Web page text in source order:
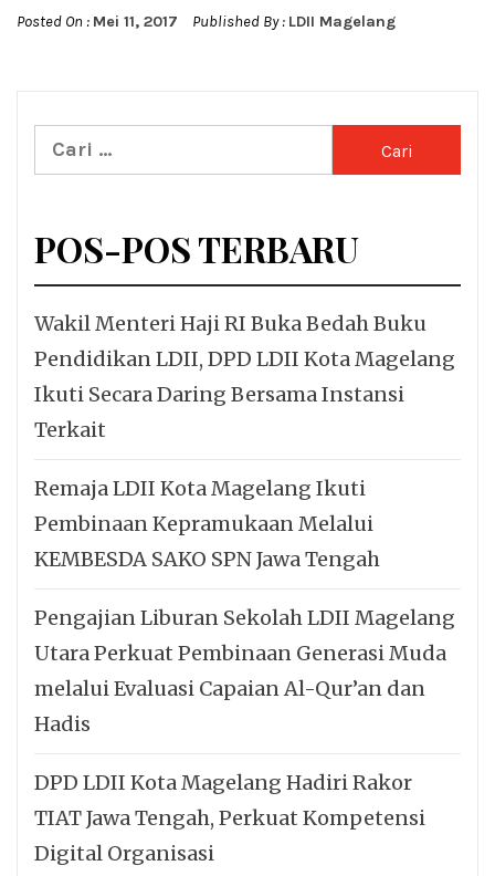
Posted On : Mei 11, 2017 Published By : LDII Magelang
Cari
untuk:
POS-POS TERBARU
Wakil Menteri Haji RI Buka Bedah Buku
Pendidikan LDII, DPD LDII Kota Magelang
Ikuti Secara Daring Bersama Instansi
Terkait
Remaja LDII Kota Magelang Ikuti
Pembinaan Kepramukaan Melalui
KEMBESDA SAKO SPN Jawa Tengah
Pengajian Liburan Sekolah LDII Magelang
Utara Perkuat Pembinaan Generasi Muda
melalui Evaluasi Capaian Al-Qur’an dan
Hadis
DPD LDII Kota Magelang Hadiri Rakor
TIAT Jawa Tengah, Perkuat Kompetensi
Digital Organisasi